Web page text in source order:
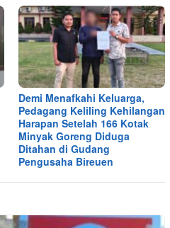
Demi Menafkahi Keluarga,
Pedagang Keliling Kehilangan
Harapan Setelah 166 Kotak
Minyak Goreng Diduga
Ditahan di Gudang
Pengusaha Bireuen